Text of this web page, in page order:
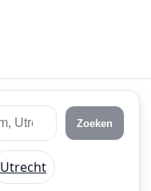
Zoeken
Utrecht